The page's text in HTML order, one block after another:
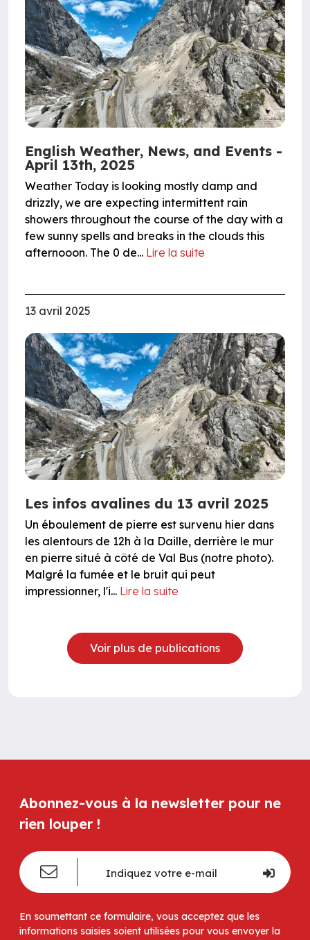
English Weather, News, and Events -
April 13th, 2025
Weather Today is looking mostly damp and
drizzly, we are expecting intermittent rain
showers throughout the course of the day with a
few sunny spells and breaks in the clouds this
afternooon. The 0 de... Lire la suite
13 avril 2025
Les infos avalines du 13 avril 2025
Un éboulement de pierre est survenu hier dans
les alentours de 12h à la Daille, derrière le mur
en pierre situé à côté de Val Bus (notre photo).
Malgré la fumée et le bruit qui peut
impressionner, l'i... Lire la suite
Voir plus de publications
Abonnez-vous à la newsletter pour ne
rien louper !
En soumettant ce formulaire, vous acceptez que les
informations saisies soient utilisées pour vous envoyer la